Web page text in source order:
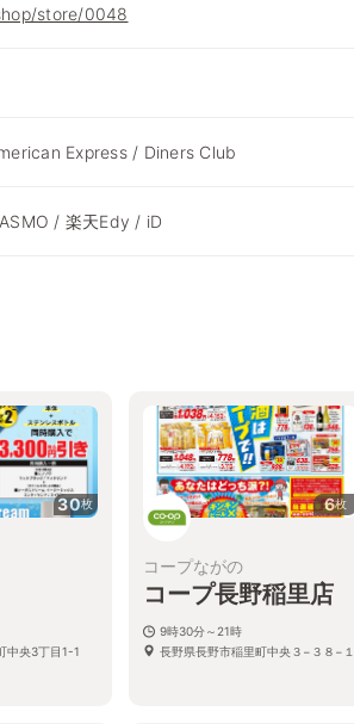
store/0048
Express / Diners Club
/ 楽天Edy / iD
30枚
中央3丁目1-1
6枚
コープながの
コープ長野稲里店
9時30分～21時
長野県長野市稲里町中央３−３８−１